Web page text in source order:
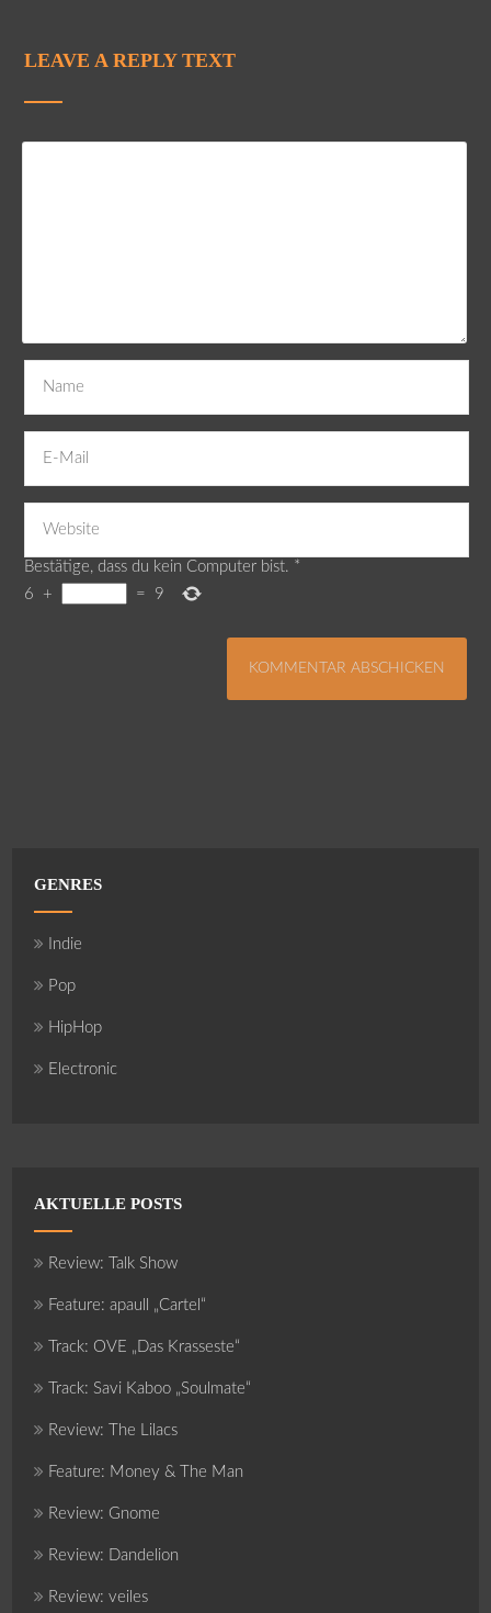
LEAVE A REPLY TEXT
Bestätige, dass du kein Computer bist. *
6
+ = 9
GENRES
Indie
Pop
HipHop
Electronic
AKTUELLE POSTS
Review: Talk Show
Feature: apaull „Cartel“
Track: OVE „Das Krasseste“
Track: Savi Kaboo „Soulmate“
Review: The Lilacs
Feature: Money & The Man
Review: Gnome
Review: Dandelion
Review: veiles